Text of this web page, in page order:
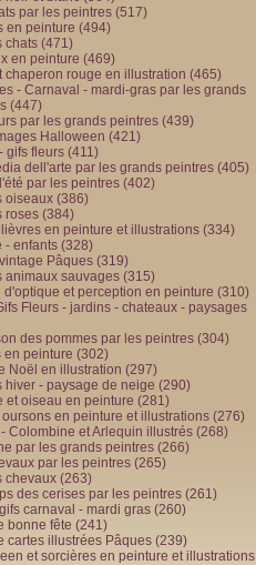
par les peintres (517)
en peinture (494)
chats (471)
en peinture (469)
chaperon rouge en illustration (465)
- Carnaval - mardi-gras par les grands
(447)
par les grands peintres (439)
Halloween (421)
gifs fleurs (411)
dell'arte par les grands peintres (405)
par les peintres (402)
oiseaux (386)
roses (384)
en peinture et illustrations (334)
- enfants (328)
Pâques (319)
animaux sauvages (315)
d'optique et perception en peinture (310)
Fleurs - jardins - chateaux - paysages
des pommes par les peintres (304)
en peinture (302)
Noël en illustration (297)
hiver - paysage de neige (290)
et oiseau en peinture (281)
en peinture et illustrations (276)
Colombine et Arlequin illustrés (268)
par les grands peintres (266)
par les peintres (265)
chevaux (263)
des cerises par les peintres (261)
carnaval - mardi gras (260)
bonne fête (241)
cartes illustrées Pâques (239)
et sorcières en peinture et illustrations